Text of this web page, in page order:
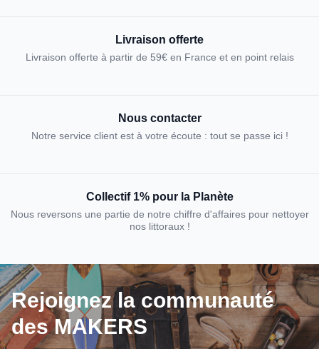
Livraison offerte
Livraison offerte à partir de 59€ en France et en point relais
Nous contacter
Notre service client est à votre écoute : tout se passe ici !
Collectif 1% pour la Planète
Nous reversons une partie de notre chiffre d'affaires pour nettoyer
nos littoraux !
Rejoignez la communauté
des MAKERS